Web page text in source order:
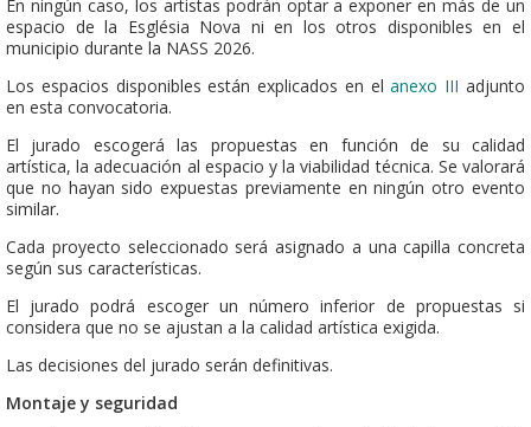
En ningún caso, los artistas podrán optar a exponer en más de un
espacio de la Església Nova ni en los otros disponibles en el
municipio durante la NASS 2026.
Los espacios disponibles están explicados en elanexo III adjunto
en esta convocatoria.
El jurado escogerá las propuestas en función de su calidad
artística, la adecuación al espacio y la viabilidad técnica. Se valorará
que no hayan sido expuestas previamente en ningún otro evento
similar.
Cada proyecto seleccionado será asignado a una capilla concreta
según sus características.
El jurado podrá escoger un número inferior de propuestas si
considera que no se ajustan a la calidad artística exigida.
Las decisiones del jurado serán definitivas.
Montaje y seguridad